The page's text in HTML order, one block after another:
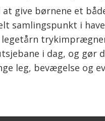
give børnene et
samlingspunkt i
legetårn
i dag, og gør
leg, bevægelse og